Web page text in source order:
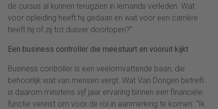
de cursus al kunnen terugzien in iemands verleden. Wat
voor opleiding heeft hij gedaan en wat voor een carrière
heeft hij of zij tot dusver doorlopen?”
Een business controller die meestuurt en vooruit kijkt
Business controller is een veelomvattende baan, die
behoorlijk wat van mensen vergt. Wat Van Dongen betreft
is daarom minstens vijf jaar ervaring binnen een financiële
functie vereist om voor de rol in aanmerking te komen. “Ik